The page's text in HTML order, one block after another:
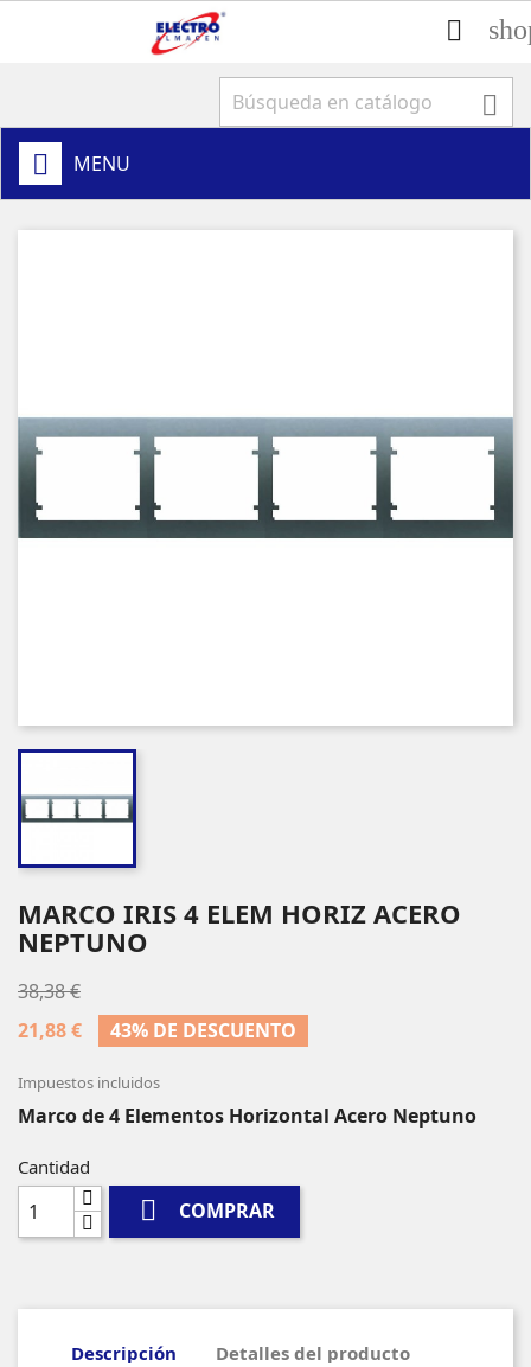


MENU
MARCO IRIS 4 ELEM HORIZ ACERO
NEPTUNO
38,38 €
21,88 €
43% DE DESCUENTO
Impuestos incluidos
Marco de 4 Elementos Horizontal Acero Neptuno
Cantidad
 COMPRAR
Descripción Detalles del producto